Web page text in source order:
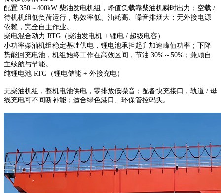
配置 350～400kW 柴油发电机组，峰值负载靠柴油机瞬时出力；空载 /
待机机组低负荷运行，热效率低、油耗高、噪音排烟大；无外接电源
依赖，完全自主作业。
柴电混合动力 RTG（柴油发电机 + 锂电 / 超级电容）
小功率柴油机组稳定基础供电，锂电池承担起升加速峰值功率；下降
势能回充电池，机组始终工作在高效区间，节油 30%～50%；兼顾自
主续航与节能。
纯锂电池 RTG（锂电储能 + 外接充电）
无柴油机组，整机电池供电，零排放低噪音；配备快充接口，轨道 / 母
线充电可不间断补能；适合绿色港口、环保管控码头。